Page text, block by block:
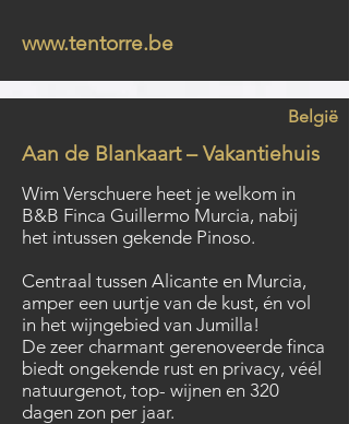
www.tentorre.be
België
Aan de Blankaart – Vakantiehuis
Wim Verschuere heet je welkom in
B&B Finca Guillermo Murcia, nabij
het intussen gekende Pinoso.
Centraal tussen Alicante en Murcia,
amper een uurtje van de kust, én vol
in het wijngebied van Jumilla!
De zeer charmant gerenoveerde finca
biedt ongekende rust en privacy, véél
natuurgenot, top- wijnen en 320
dagen zon per jaar.